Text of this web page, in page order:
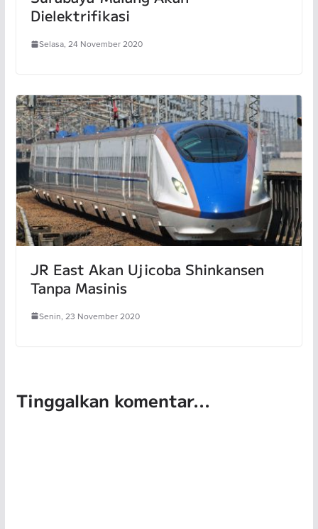
Dielektrifikasi
Selasa, 24 November 2020
JR East Akan Ujicoba Shinkansen
Tanpa Masinis
Senin, 23 November 2020
Tinggalkan komentar...